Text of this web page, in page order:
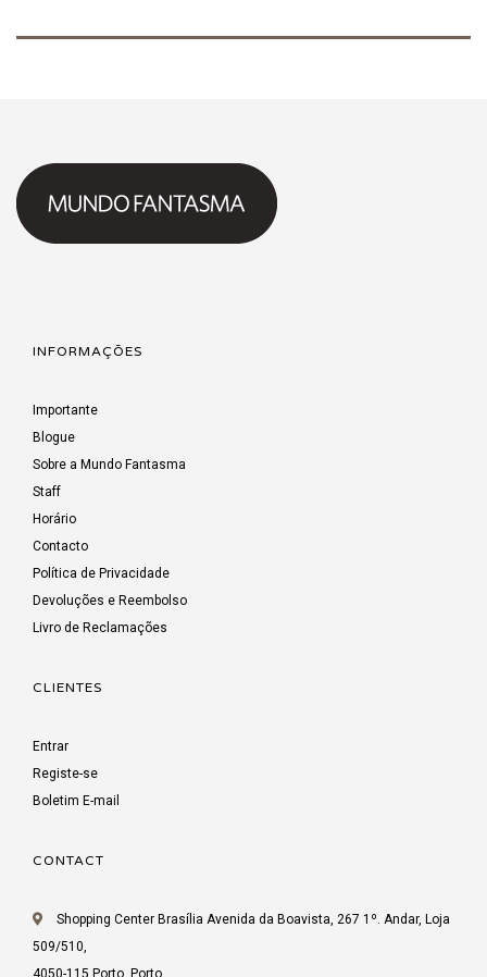
INFORMAÇÕES
Importante
Blogue
Sobre a Mundo Fantasma
Staff
Horário
Contacto
Política de Privacidade
Devoluções e Reembolso
Livro de Reclamações
CLIENTES
Entrar
Registe-se
Boletim E-mail
CONTACT
Shopping Center Brasília Avenida da Boavista, 267 1º. Andar, Loja
509/510,
4050-115 Porto, Porto